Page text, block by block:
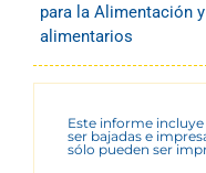
para la Alimentación
alimentarios
Este informe
ser bajadas e
sólo pueden ser